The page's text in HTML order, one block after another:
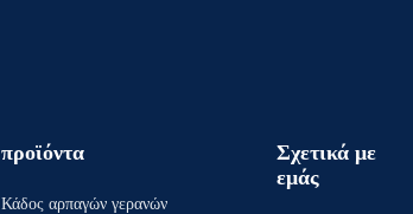
προϊόντα
Κάδος αρπαγών γερανών
Σχετικά με
εμάς